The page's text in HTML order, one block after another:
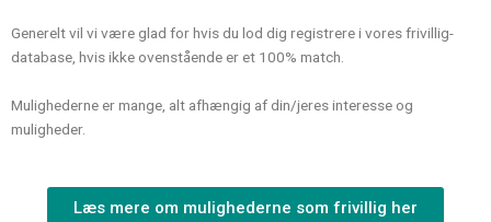
Generelt vil vi være glad for hvis du lod dig registrere i vores frivillig-
database, hvis ikke ovenstående er et 100% match.
Mulighederne er mange, alt afhængig af din/jeres interesse og
muligheder.
Læs mere om mulighederne som frivillig her